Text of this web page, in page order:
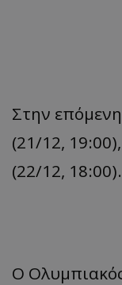
Στην
(21/12,
(22/12, 18:00).
Ο